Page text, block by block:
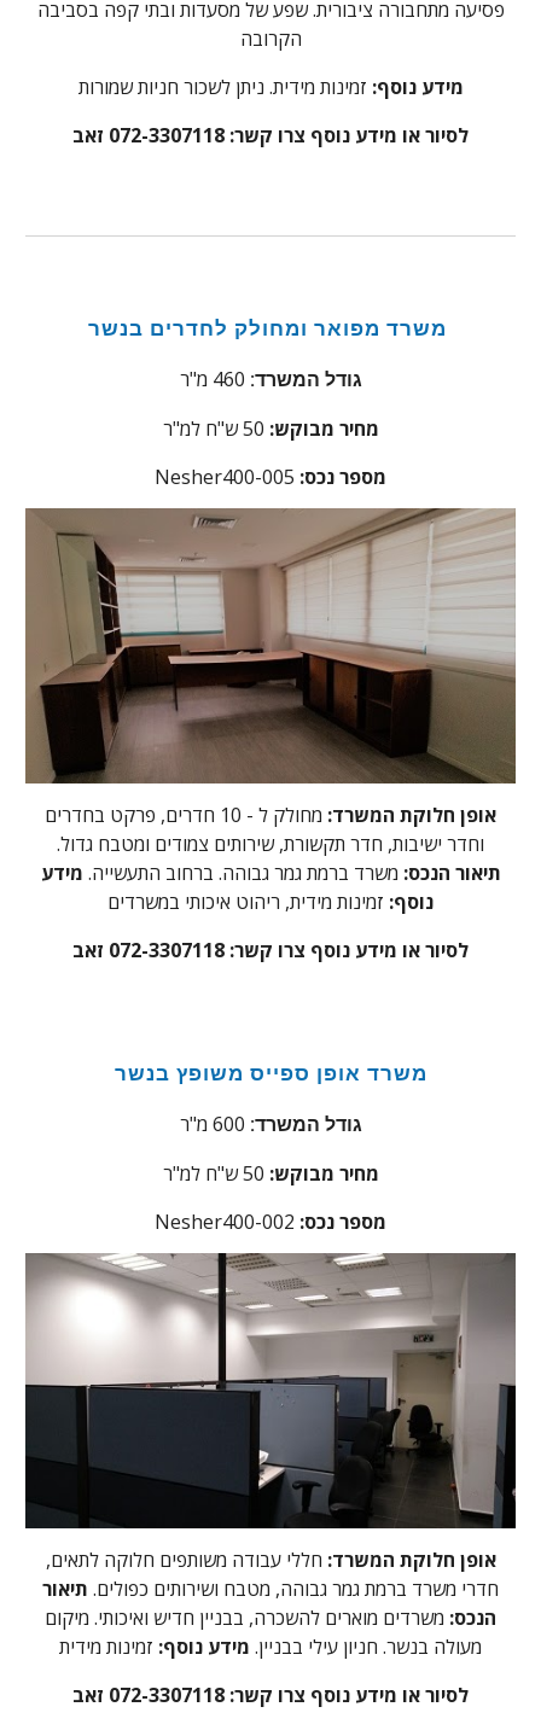
פסיעה מתחבורה ציבורית. שפע של מסעדות ובתי קפה בסביבה
הקרובה
מידע נוסף: זמינות מידית. ניתן לשכור חניות שמורות
לסיור או מידע נוסף צרו קשר: 072-3307118 זאב
גודל המשרד:
מחיר מבוקש:
50 ש"ח למ"ר
מספר נכס: Nesher400-005
אופן חלוקת המשרד:
מחולק ל - 10 חדרים, פרקט בחדרים
וחדר ישיבות, חדר תקשורת, שירותים צמודים ומטבח גדול.
תיאור הנכס: משרד ברמת גמר גבוהה. ברחוב התעשייה. מידע
נוסף: זמינות מידית, ריהוט איכותי במשרדים
לסיור או מידע נוסף צרו קשר: 072-3307118 זאב
משרד אופן ספייס משופץ בנשר
גודל המשרד:
מחיר מבוקש: 50 ש"ח למ"ר
מספר נכס: Nesher400-002
אופן חלוקת המשרד: חללי עבודה משותפים חלוקה לתאים,
חדרי משרד ברמת גמר גבוהה, מטבח ושירותים כפולים. תיאור
הנכס: משרדים מוארים להשכרה, בבניין חדיש ואיכותי. מיקום
מעולה בנשר. חניון עילי בבניין. מידע נוסף: זמינות מידית
לסיור או מידע נוסף צרו קשר: 072-3307118 זאב